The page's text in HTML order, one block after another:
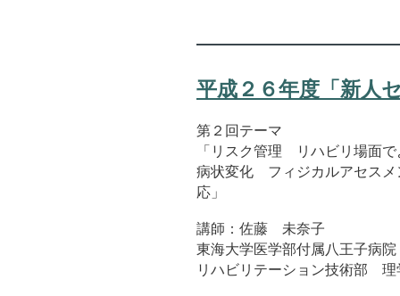
平成２６年度「新人
第２回テーマ
「リスク管理 リハビリ場面
病状変化 フィジカルアセスメ
応」
講師：佐藤 未奈子
東海大学医学部付属八王子病院
リハビリテーション技術部 理